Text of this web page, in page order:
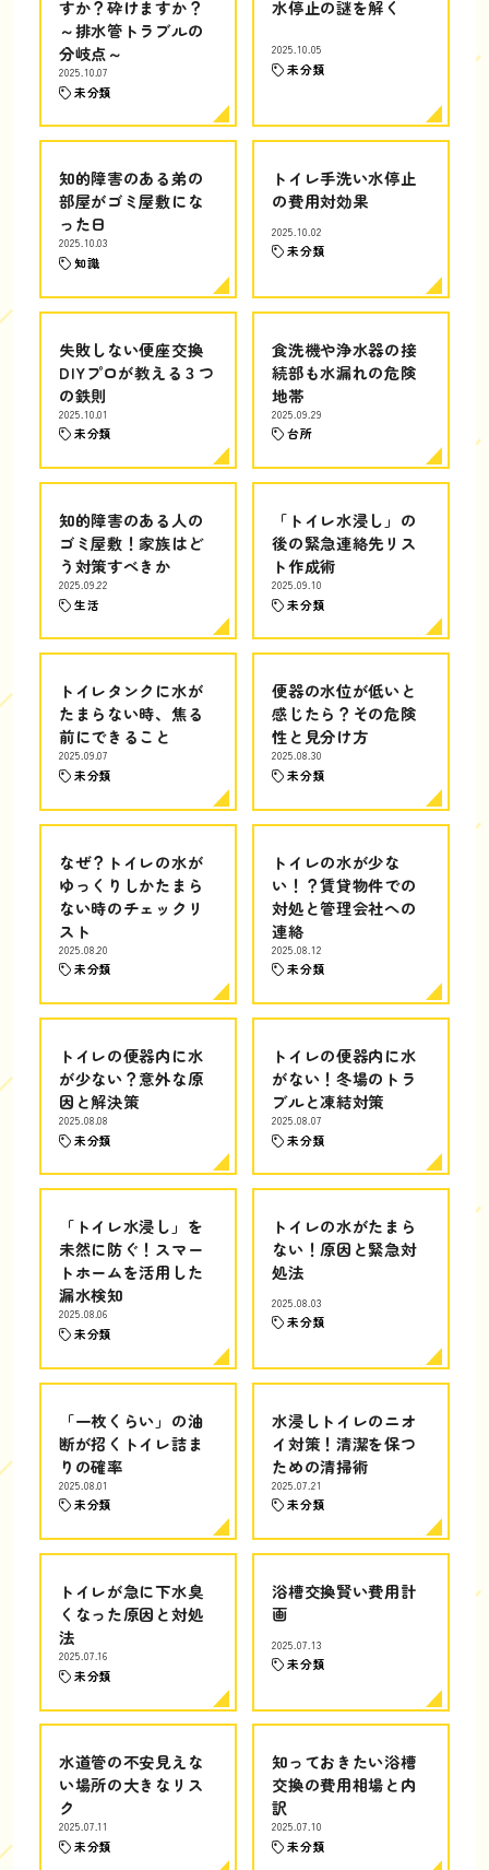
すか？砕けますか？
～排水管トラブルの
分岐点～
2025.10.07
未分類
水停止の謎を解く
2025.10.05
未分類
知的障害のある弟の
部屋がゴミ屋敷にな
った日
2025.10.03
知識
トイレ手洗い水停止
の費用対効果
2025.10.02
未分類
失敗しない便座交換
DIYプロが教える３つ
の鉄則
2025.10.01
未分類
食洗機や浄水器の接
続部も水漏れの危険
地帯
2025.09.29
台所
知的障害のある人の
ゴミ屋敷！家族はど
う対策すべきか
2025.09.22
生活
「トイレ水浸し」の
後の緊急連絡先リス
ト作成術
2025.09.10
未分類
トイレタンクに水が
たまらない時、焦る
前にできること
2025.09.07
未分類
便器の水位が低いと
感じたら？その危険
性と見分け方
2025.08.30
未分類
なぜ？トイレの水が
ゆっくりしかたまら
ない時のチェックリ
スト
2025.08.20
未分類
トイレの水が少な
い！？賃貸物件での
対処と管理会社への
連絡
2025.08.12
未分類
トイレの便器内に水
が少ない？意外な原
因と解決策
2025.08.08
未分類
トイレの便器内に水
がない！冬場のトラ
ブルと凍結対策
2025.08.07
未分類
「トイレ水浸し」を
未然に防ぐ！スマー
トホームを活用した
漏水検知
2025.08.06
未分類
トイレの水がたまら
ない！原因と緊急対
処法
2025.08.03
未分類
「一枚くらい」の油
断が招くトイレ詰ま
りの確率
2025.08.01
未分類
水浸しトイレのニオ
イ対策！清潔を保つ
ための清掃術
2025.07.21
未分類
トイレが急に下水臭
くなった原因と対処
法
2025.07.16
未分類
浴槽交換賢い費用計
画
2025.07.13
未分類
水道管の不安見えな
い場所の大きなリス
ク
2025.07.11
未分類
知っておきたい浴槽
交換の費用相場と内
訳
2025.07.10
未分類